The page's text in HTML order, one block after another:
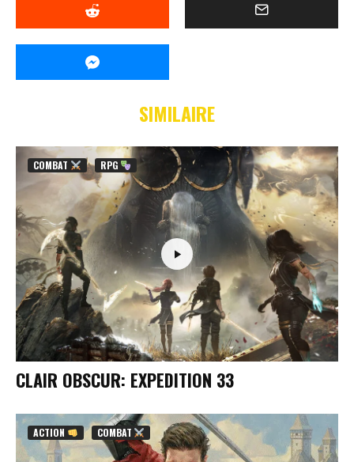
SIMILAIRE
COMBAT RPG
CLAIR OBSCUR: EXPEDITION 33
ACTION COMBAT